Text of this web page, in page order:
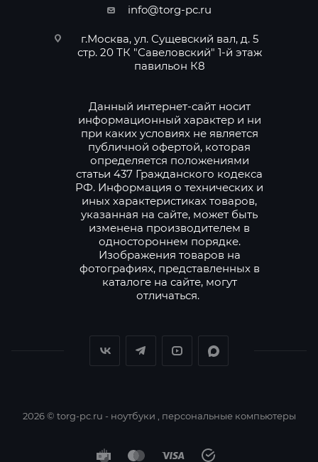
info@torg-pc.ru
г.Москва, ул. Сущевский вал, д. 5
стр. 20 ТК "Савеловский" 1-й этаж
павильон К8
Данный интернет-сайт носит
информационный характер и ни
при каких условиях не является
публичной офертой, которая
определяется положениями
статьи 437 Гражданского кодекса
РФ. Информация о технических и
иных характеристиках товаров,
указанная на сайте, может быть
изменена производителем в
одностороннем порядке.
Изображения товаров на
фотографиях, представленных в
каталоге на сайте, могут
отличаться.
2026 © torg-pc.ru - ноутбуки , персональные компьютеры